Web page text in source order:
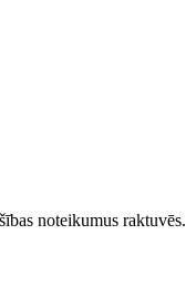
noteikumus raktuvēs.